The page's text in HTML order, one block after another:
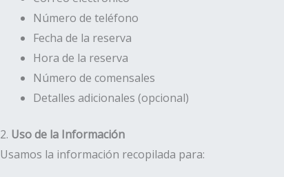
Número de teléfono
Fecha de la reserva
Hora de la reserva
Número de comensales
Detalles adicionales (opcional)
2. Uso de la Información
Usamos la información recopilada para: